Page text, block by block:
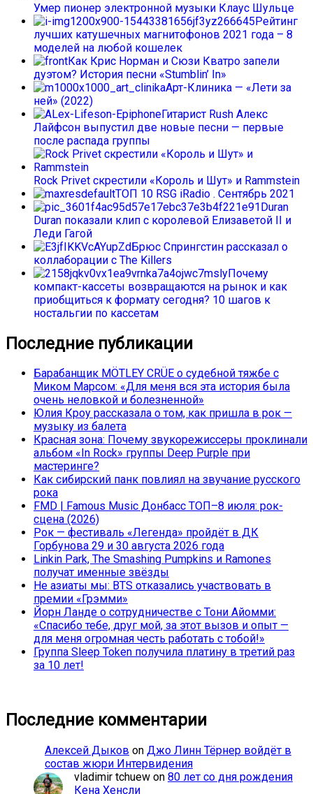
Умер пионер электронной музыки Клаус Шульце
Рейтинг
лучших катушечных магнитофонов 2021 года – 8
моделей на любой кошелек
Как Крис Норман и Сюзи Кватро запели
дуэтом? История песни «Stumblin’ In»
Арт-Клиника — «Лети за
ней» (2022)
Гитарист Rush Алекс
Лайфсон выпустил две новые песни — первые
после распада группы
Rock Privet скрестили «Король и Шут» и Rammstein
ТОП 10 RSG iRadio . Сентябрь 2021
Duran
Duran показали клип с королевой Елизаветой II и
Леди Гагой
Брюс Спрингстин рассказал о
коллаборации с The Killers
Почему
компакт-кассеты возвращаются на рынок и как
приобщиться к формату сегодня? 10 шагов к
ностальгии по кассетам
Последние публикации
Барабанщик MÖTLEY CRÜE о судебной тяжбе с
Миком Марсом: «Для меня вся эта история была
очень неловкой и болезненной»
Юлия Кроу рассказала о том, как пришла в рок —
музыку из балета
Красная зона: Почему звукорежиссеры проклинали
альбом «In Rock» группы Deep Purple при
мастеринге?
Как сибирский панк повлиял на звучание русского
рока
FMD | Famous Music Донбасс ТОП–8 июля: рок-
сцена (2026)
Рок — фестиваль «Легенда» пройдёт в ДК
Горбунова 29 и 30 августа 2026 года
Linkin Park, The Smashing Pumpkins и Ramones
получат именные звёзды
Не азиаты мы: BTS отказались участвовать в
премии «Грэмми»
Йорн Ланде о сотрудничестве с Тони Айомми:
«Спасибо тебе, друг мой, за этот вызов и опыт —
для меня огромная честь работать с тобой!»
Группа Sleep Token получила платину в третий раз
за 10 лет!
Последние комментарии
Алексей Дыков on Джо Линн Тёрнер войдёт в
состав жюри Интервидения
vladimir tchuew on 80 лет со дня рождения
Кена Хенсли